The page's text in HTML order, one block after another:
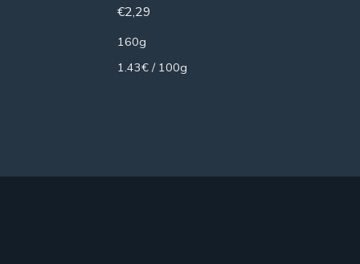
€2,29
160g
1.43€ / 100g